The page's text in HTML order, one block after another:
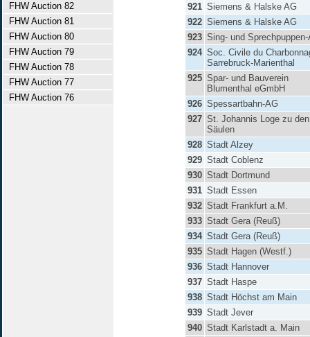
FHW Auction 82
FHW Auction 81
FHW Auction 80
FHW Auction 79
FHW Auction 78
FHW Auction 77
FHW Auction 76
921 Siemens & Halske AG
922 Siemens & Halske AG
923 Sing- und Sprechpuppen-
924 Soc. Civile du
Sarrebruck-Marienthal
925 Spar- und Bauverein
Blumenthal eGmbH
926 Spessartbahn-AG
927 St. Johannis Loge zu
Säulen
928 Stadt Alzey
929 Stadt Coblenz
930 Stadt Dortmund
931 Stadt Essen
932 Stadt Frankfurt a.M.
933 Stadt Gera (Reuß)
934 Stadt Gera (Reuß)
935 Stadt Hagen (Westf.)
936 Stadt Hannover
937 Stadt Haspe
938 Stadt Höchst am Main
939 Stadt Jever
940 Stadt Karlstadt a. Main